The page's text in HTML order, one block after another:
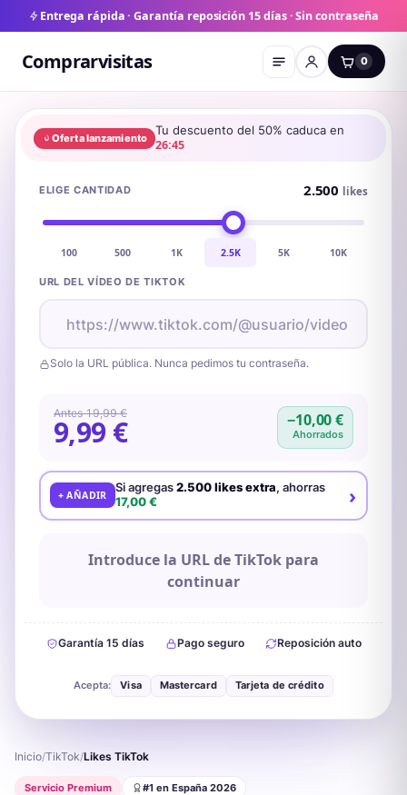
Entrega rápida · Garantía reposición 15 días · Sin contraseña
Comprarvisitas 0
Inicio/TikTok/Likes TikTok
Servicio Premium #1 en España 2026
Oferta lanzamiento
Tu descuento del 50% caduca en
26:45
ELIGE CANTIDAD 2.500 likes
100 500 1K 2.5K 5K 10K
URL DEL VÍDEO DE TIKTOK
Solo la URL pública. Nunca pedimos tu contraseña.
Antes19,99 €
9,99 € −10,00 €
Ahorrados
+ AÑADIR
Si agregas 2.500 likesextra, ahorras
17,00 €
›
Introduce la URL de TikTok para
continuar
Garantía 15 días Pago seguro Reposición auto
Acepta: Visa Mastercard Tarjeta de crédito